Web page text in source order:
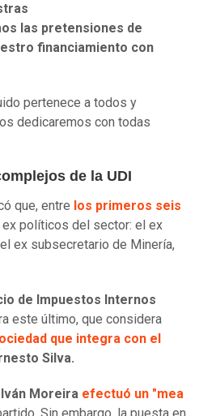
las pretensiones de
financiamiento con
pertenece a todos y
dedicaremos con todas
de la UDI
que, entre los primeros seis
ex políticos del sector: el ex
ex subsecretario de Minería,
de Impuestos Internos
este último, que considera
que integra con el
Silva.
Iván Moreira efectuó un "mea